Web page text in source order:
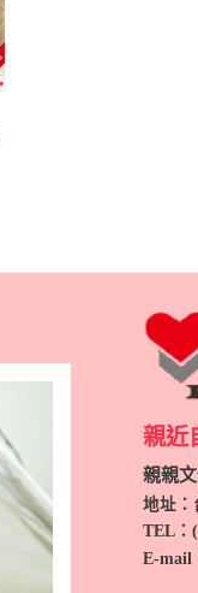
親近
親親
地址：
TEL ：(
E-mail